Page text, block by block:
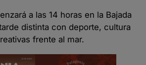
a las 14 horas en la Bajada
distinta con deporte, cultura
frente al mar.